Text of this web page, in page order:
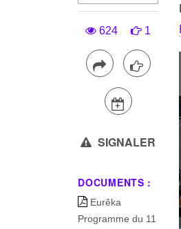
624 1
SIGNALER
DOCUMENTS :
Eurêka
Programme du 11